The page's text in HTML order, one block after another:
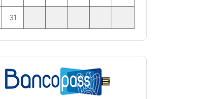
31